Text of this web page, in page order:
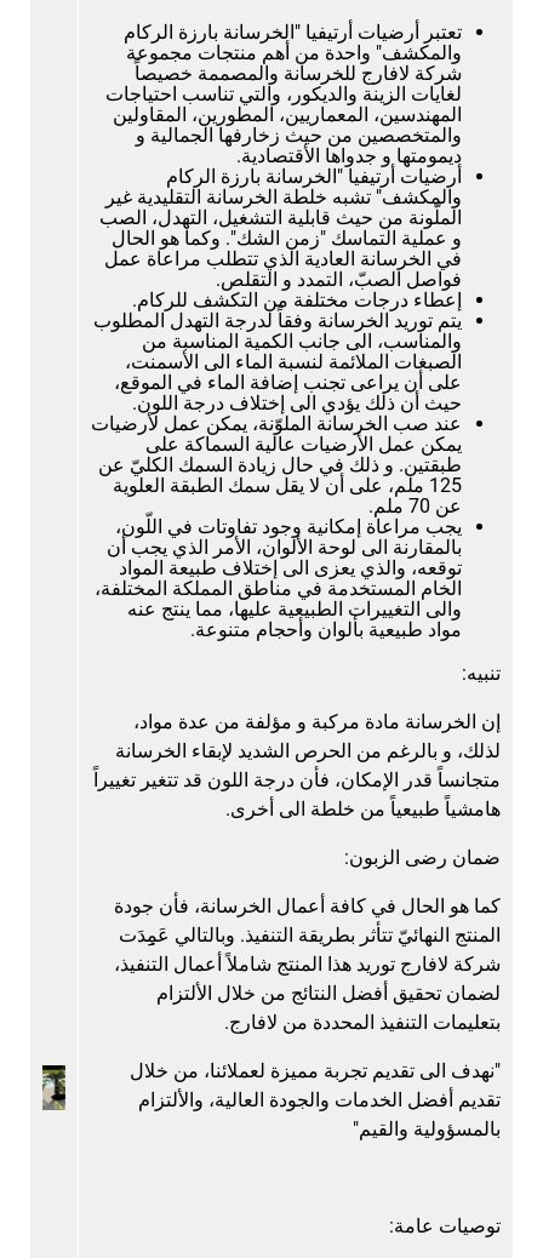
تعتبر أرضيات أرتيفيا "الخرسانة بارزة الركام
والمكشف" واحدة من أهم منتجات مجموعة
شركة لافارج للخرسانة والمصممة خصيصاً
لغايات الزينة والديكور، والتي تناسب احتياجات
المهندسين، المعماريين، المطورين، المقاولين
والمتخصصين من حيث زخارفها الجمالية و
ديمومتها و جدواها الأقتصادية.
أرضيات أرتيفيا "الخرسانة بارزة الركام
والمكشف" تشبه خلطة الخرسانة التقليدية غير
الملّونة من حيث قابلية التشغيل، التهدل، الصب
و عملية التماسك "زمن الشك". وكما هو الحال
في الخرسانة العادية الذي تتطلب مراعاة عمل
فواصل الصبّ، التمدد و التقلص.
إعطاء درجات مختلفة من التكشف للركام.
يتم توريد الخرسانة وفقاً لدرجة التهدل المطلوب
والمناسب، الى جانب الكمية المناسبة من
الصبغات الملائمة لنسبة الماء الى الأسمنت،
على أن يراعى تجنب إضافة الماء في الموقع،
حيث أن ذلك يؤدي الى إختلاف درجة اللون.
عند صب الخرسانة الملوّنة، يمكن عمل لأرضيات
يمكن عمل الأرضيات عالية السماكة على
طبقتين. و ذلك في حال زيادة السمك الكليّ عن
125 ملم، على أن لا يقل سمك الطبقة العلوية
عن 70 ملم.
يجب مراعاة إمكانية وجود تفاوتات في اللّون،
بالمقارنة الى لوحة الألوان، الأمر الذي يجب أن
توقعه، والذي يعزى الى إختلاف طبيعة المواد
الخام المستخدمة في مناطق المملكة المختلفة،
والى التغييرات الطبيعية عليها، مما ينتج عنه
مواد طبيعية بألوان وأحجام متنوعة.
تنبيه:
إن الخرسانة مادة مركبة و مؤلفة من عدة مواد،
لذلك، و بالرغم من الحرص الشديد لإبقاء الخرسانة
متجانساً قدر الإمكان، فأن درجة اللون قد تتغير تغييراً
هامشياً طبيعياً من خلطة الى أخرى.
ضمان رضى الزبون:
كما هو الحال في كافة أعمال الخرسانة، فأن جودة
المنتج النهائيّ تتأثر بطريقة التنفيذ. وبالتالي عَمِِِِِدَت
شركة لافارج توريد هذا المنتج شاملاً أعمال التنفيذ،
لضمان تحقيق أفضل النتائج من خلال الألتزام
بتعليمات التنفيذ المحددة من لافارج.
"نهدف الى تقديم تجربة مميزة لعملائنا، من خلال
تقديم أفضل الخدمات والجودة العالية، والألتزام
بالمسؤولية والقيم"
توصيات عامة: